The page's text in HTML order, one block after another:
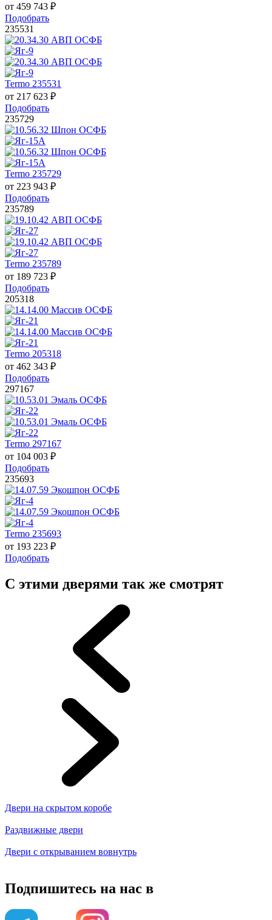
от 459 743 ₽
Подобрать
235531
Termo 235531
от 217 623 ₽
Подобрать
235729
Termo 235729
от 223 943 ₽
Подобрать
235789
Termo 235789
от 189 723 ₽
Подобрать
205318
Termo 205318
от 462 343 ₽
Подобрать
297167
Termo 297167
от 104 003 ₽
Подобрать
235693
Termo 235693
от 193 223 ₽
Подобрать
С этими дверями так же смотрят
Двери на скрытом коробе
Раздвижные двери
Двери с открыванием вовнутрь
Подпишитесь на нас в